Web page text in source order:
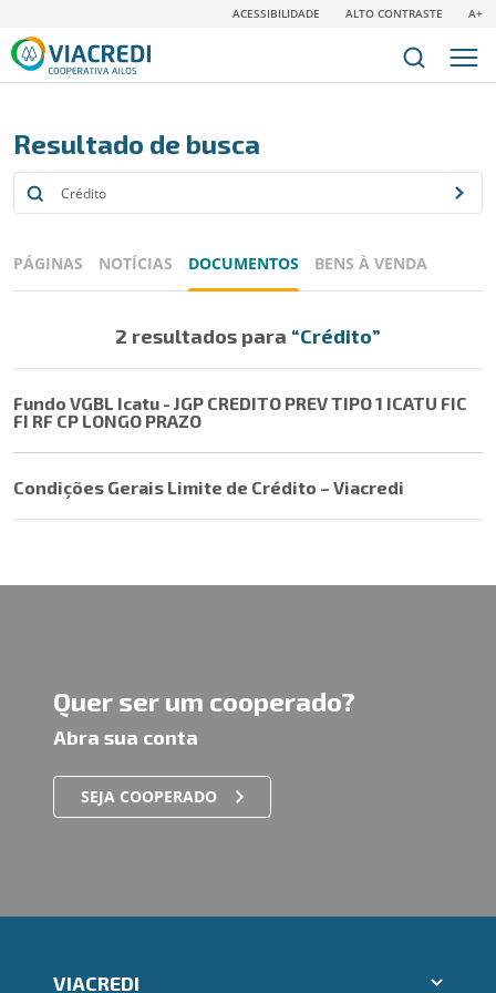
ACESSIBILIDADE ALTO CONTRASTE A+
Resultado de busca
PÁGINAS NOTÍCIAS DOCUMENTOS BENS À VENDA
2 resultados para “Crédito”
Fundo VGBL Icatu - JGP CREDITO PREV TIPO 1 ICATU FIC
FI RF CP LONGO PRAZO
Condições Gerais Limite de Crédito – Viacredi
Quer ser um cooperado?
Abra sua conta
SEJA COOPERADO
VIACREDI